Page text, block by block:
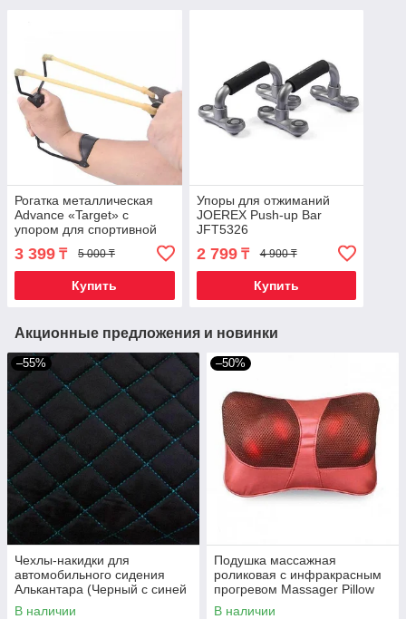
Рогатка металлическая
Advance «Target» с
упором для спортивной
3 399 ₸ 5 000 ₸
Купить
Упоры для отжиманий
JOEREX Push-up Bar
JFT5326
2 799₸ 4 900 ₸
Купить
Акционные предложения и новинки
–55%
Чехлы-накидки для
автомобильного сидения
Алькантара (Черный с синей
строчкой)
В наличии
–50%
Подушка массажная
роликовая с инфракрасным
прогревом Massager Pillow
В наличии